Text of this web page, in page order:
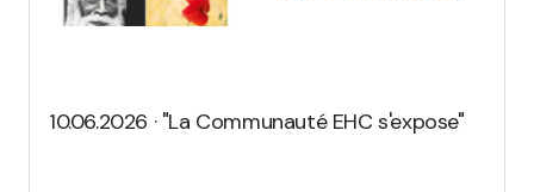
10.06.2026 · "La Communauté EHC s'expose"